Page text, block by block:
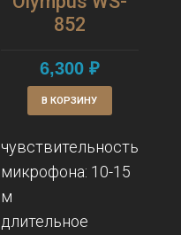
852
6,300 ₽
В КОРЗИНУ
чувствительность
микрофона: 10-15
м
длительное